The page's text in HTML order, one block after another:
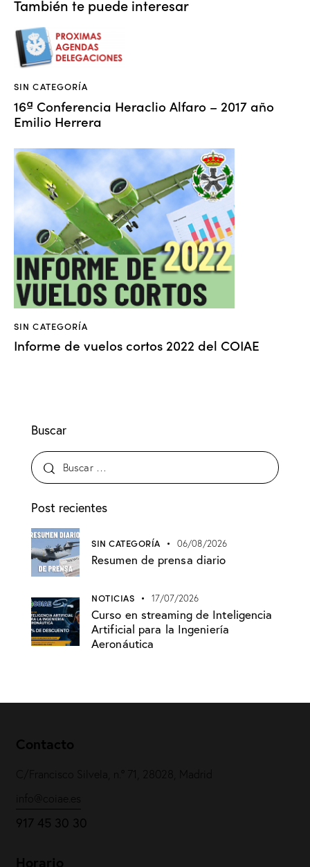
También te puede interesar
SIN CATEGORÍA
16ª Conferencia Heraclio Alfaro – 2017 año
Emilio Herrera
SIN CATEGORÍA
Informe de vuelos cortos 2022 del COIAE
Buscar
Post recientes
SIN CATEGORÍA 06/08/2026
Resumen de prensa diario
NOTICIAS 17/07/2026
Curso en streaming de Inteligencia
Artificial para la Ingeniería
Aeronáutica
Contacto
C/Francisco Silvela, n.º 71, 28028, Madrid
917 45 30 30
Horario